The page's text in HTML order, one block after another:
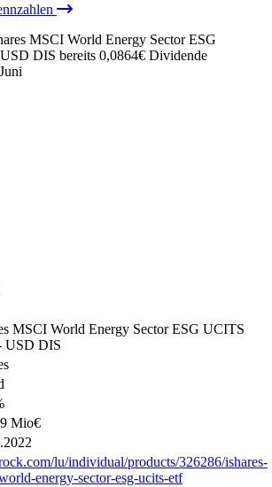
MSCI World Energy Sector ESG
DIS bereits 0,0864€ Dividende
Juni
MSCI World Energy Sector ESG UCITS
USD DIS
Mio€
lu/individual/products/326286/ishares-
energy-sector-esg-ucits-etf